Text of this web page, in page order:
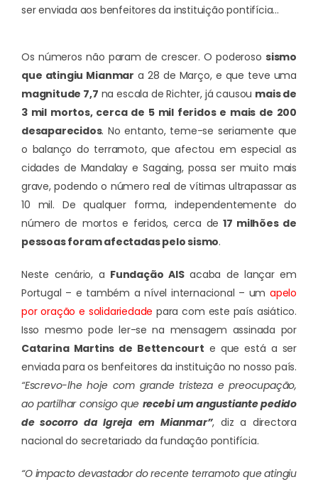
ser enviada aos benfeitores da instituição pontifícia…
Os números não param de crescer. O poderoso sismo
que atingiu Mianmar a 28 de Março, e que teve uma
magnitude 7,7 na escala de Richter, já causou mais de
3 mil mortos, cerca de 5 mil feridos e mais de 200
desaparecidos. No entanto, teme-se seriamente que
o balanço do terramoto, que afectou em especial as
cidades de Mandalay e Sagaing, possa ser muito mais
grave, podendo o número real de vítimas ultrapassar as
10 mil. De qualquer forma, independentemente do
número de mortos e feridos, cerca de 17 milhões de
pessoas foram afectadas pelo sismo.
Neste cenário, a Fundação AISacaba de lançar em
Portugal – e também a nível internacional – um apelo
por oração e solidariedade para com este país asiático.
Isso mesmo pode ler-se na mensagem assinada por
Catarina Martins de Bettencourt e que está a ser
enviada para os benfeitores da instituição no nosso país.
“Escrevo-lhe hoje com grande tristeza e preocupação,
ao partilhar consigo que recebi um angustiante pedido
de socorro da Igreja em Mianmar”, diz a directora
nacional do secretariado da fundação pontifícia.
“O impacto devastador do recente terramoto que atingiu